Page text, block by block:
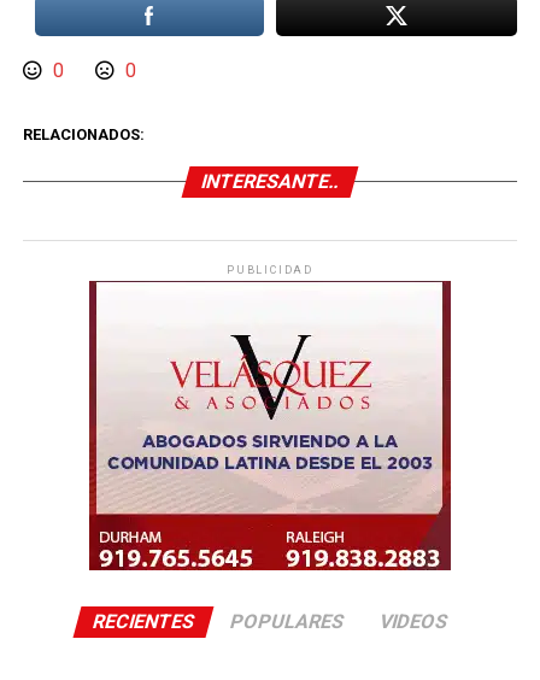
0 0
RELACIONADOS:
INTERESANTE..
PUBLICIDAD
RECIENTES POPULARES VIDEOS